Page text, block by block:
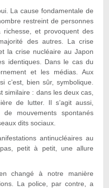
La cause fondamentale de
restreint de personnes
et provoquent des
des autres. La crise
la crise nucléaire au Japon
identiques. Dans le cas du
et les médias. Aux
c’est, bien sûr, symbolique.
similaire : dans les deux cas,
de lutter. Il s’agit aussi,
mouvements spontanés
dits sociaux.
antinucléaires au
petit à petit, une allure
changé à notre manière
La police, par contre, a